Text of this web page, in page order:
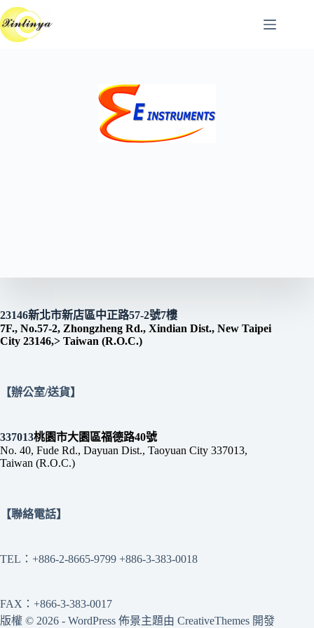
跳
至
主
23146新北市新店區中正路57-2號7樓
7F., No.57-2, Zhongzheng Rd., Xindian Dist., New Taipei
City 23146,> Taiwan (R.O.C.)
【辦公室/送貨】
337013桃園市大園區福德路40號
No. 40, Fude Rd., Dayuan Dist., Taoyuan City 337013,
Taiwan (R.O.C.)
【聯絡電話】
TEL：+886-2-8665-9799 +886-3-383-0018
FAX：+866-3-383-0017
版權 © 2026 - WordPress 佈景主題由 CreativeThemes 開發